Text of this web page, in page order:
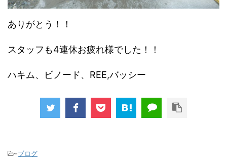
ありがとう！！
スタッフも4連休お疲れ様でした！！
ハキム、ビノード、REE,バッシー
-ブログ